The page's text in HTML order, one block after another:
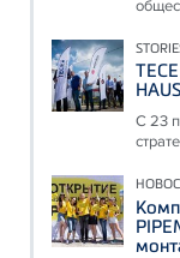
С 23